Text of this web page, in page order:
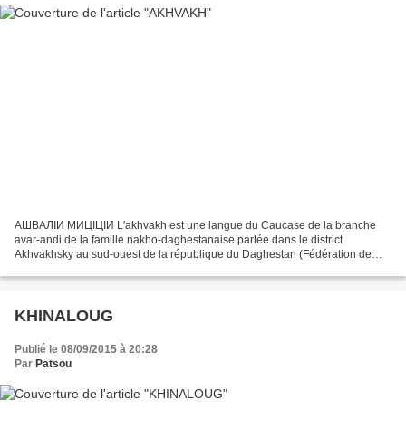
АШВАЛӀИ МИЦӀЦӀИ L'akhvakh est une langue du Caucase de la branche
avar-andi de la famille nakho-daghestanaise parlée dans le district
Akhvakhsky au sud-ouest de la république du Daghestan (Fédération de
KHINALOUG
Publié le 08/09/2015 à 20:28
Par Patsou